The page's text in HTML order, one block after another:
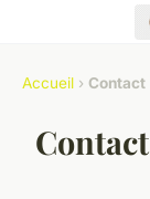
Accueil › Contact
Contact